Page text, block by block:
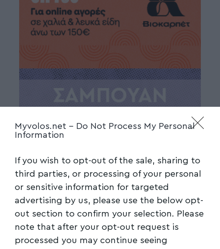
Myvolos.net - Do Not Process My Personal
Information
If you wish to opt-out of the sale, sharing to
third parties, or processing of your personal
or sensitive information for targeted
advertising by us, please use the below opt-
out section to confirm your selection. Please
note that after your opt-out request is
processed you may continue seeing